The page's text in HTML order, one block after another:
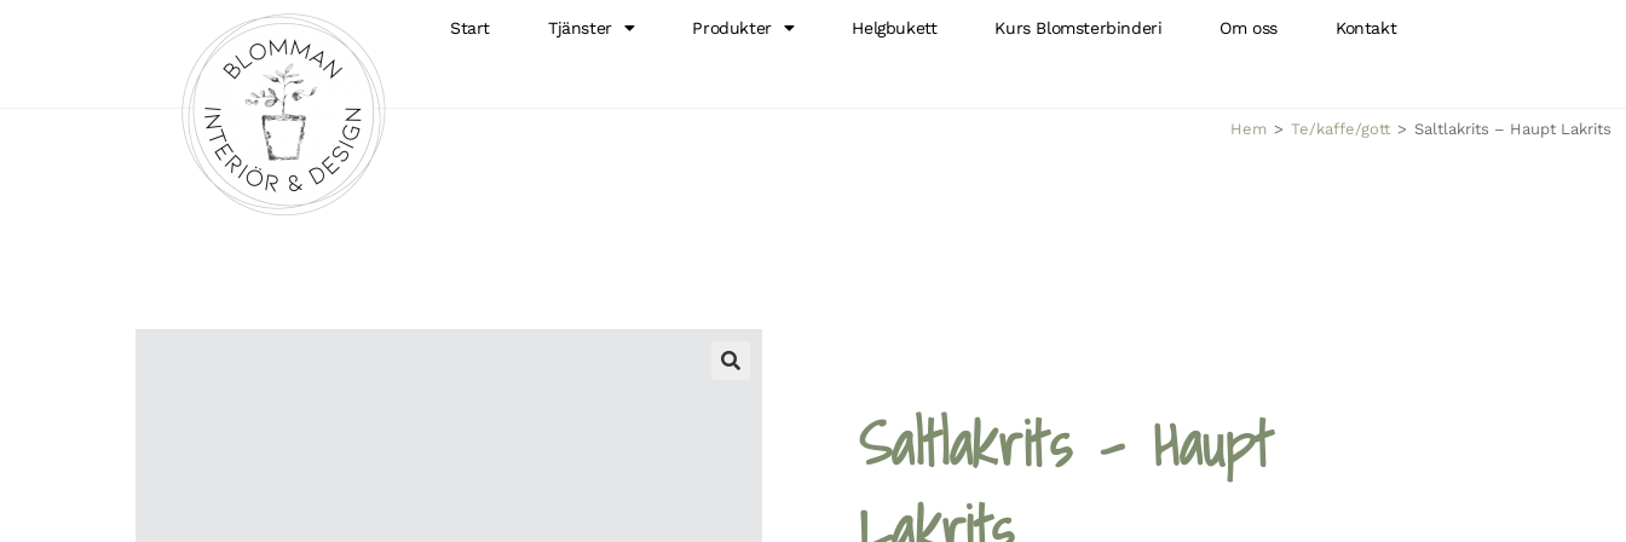
Start Tjänster Produkter Helgbukett Kurs Blomsterbinderi Om oss Kontakt
Hem > Te/kaffe/gott > Saltlakrits – Haupt Lakrits
Saltlakrits – Haupt